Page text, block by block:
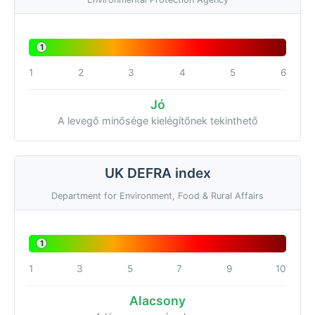
1
1 2 3 4 5 6
Jó
A levegő minősége kielégítőnek tekinthető
UK DEFRA index
Department for Environment, Food & Rural Affairs
1
1 3 5 7 9 10
Alacsony